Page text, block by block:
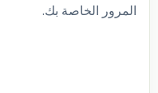
المرور الخاصة بك.